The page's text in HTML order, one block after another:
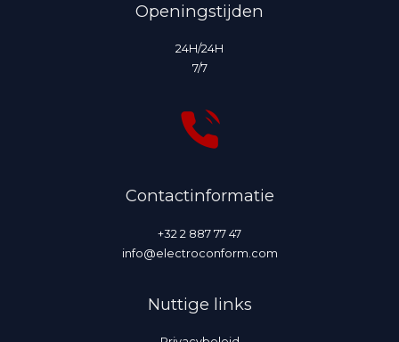
Openingstijden
24H/24H
7/7
Contactinformatie
+32 2 887 77 47
info@electroconform.com
Nuttige links